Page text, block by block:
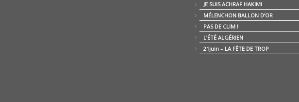
JE SUIS ACHRAF HAKIMI
MÉLENCHON BALLON D’OR
PAS DE CLIM !
L’ÉTÉ ALGÉRIEN
21juin – LA FÊTE DE TROP